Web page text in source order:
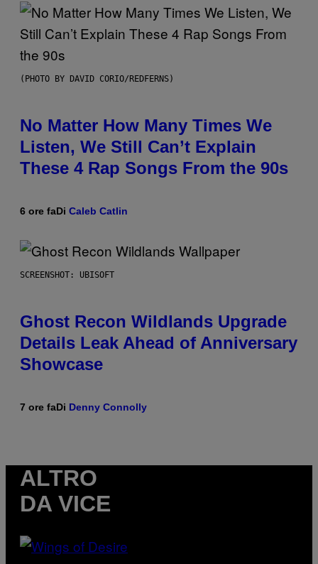
(PHOTO BY DAVID CORIO/REDFERNS)
No Matter How Many Times We
Listen, We Still Can’t Explain
These 4 Rap Songs From the 90s
6 ore faDi Caleb Catlin
SCREENSHOT: UBISOFT
Ghost Recon Wildlands Upgrade
Details Leak Ahead of Anniversary
Showcase
7 ore faDi Denny Connolly
ALTRO
DA VICE